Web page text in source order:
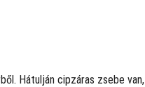
mennyiség
Hátulján cipzáras zsebe van,